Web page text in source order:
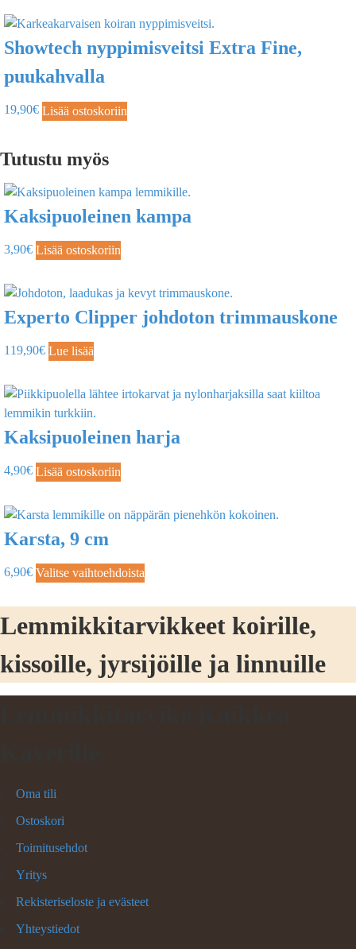
Showtech nyppimisveitsi Extra Fine,
puukahvalla
19,90€ Lisää ostoskoriin
Tutustu myös
Kaksipuoleinen kampa
3,90€ Lisää ostoskoriin
Experto Clipper johdoton trimmauskone
119,90€ Lue lisää
Kaksipuoleinen harja
4,90€ Lisää ostoskoriin
Karsta, 9 cm
6,90€ Valitse vaihtoehdoista
Lemmikkitarvikkeet koirille,
kissoille, jyrsijöille ja linnuille
Oma tili
Ostoskori
Toimitusehdot
Yritys
Rekisteriseloste ja evästeet
Yhteystiedot